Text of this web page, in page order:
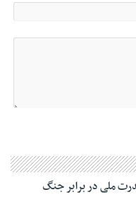
ملی در برابر جنگ